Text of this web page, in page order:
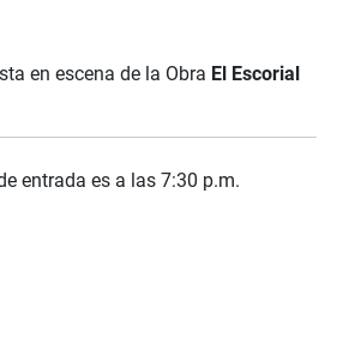
en escena de la Obra El Escorial
entrada es a las 7:30 p.m.